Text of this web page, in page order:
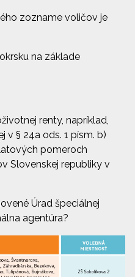
zozname voličov je
na základe
renty, napríklad,
v § 24a ods. 1 písm. b)
pomeroch
Slovenskej republiky v
Úrad špeciálnej
agentúra?